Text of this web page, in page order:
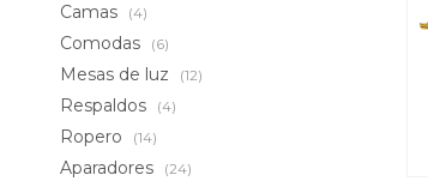
Camas (4)
Comodas (6)
Mesas de luz (12)
Respaldos (4)
Ropero (14)
Aparadores (24)